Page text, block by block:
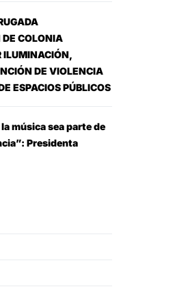
COLONIA
ILUMINACIÓN,
DE VIOLENCIA
ESPACIOS PÚBLICOS
música sea parte de
Presidenta